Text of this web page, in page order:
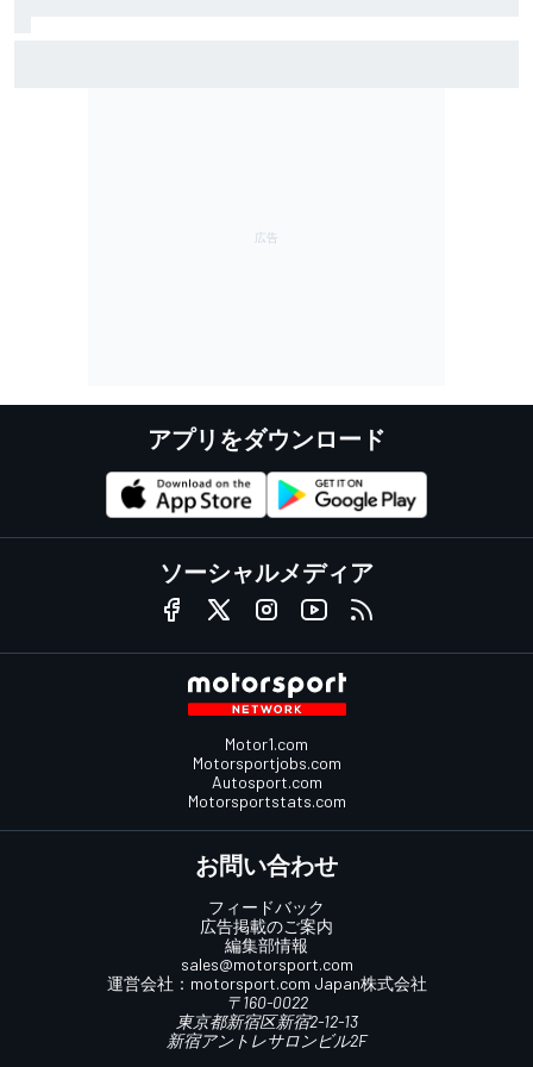
アプリをダウンロード
ソーシャルメディア
Motor1.com
Motorsportjobs.com
Autosport.com
Motorsportstats.com
お問い合わせ
フィードバック
広告掲載のご案内
編集部情報
sales@motorsport.com
運営会社： motorsport.com Japan株式会社
〒160-0022
東京都新宿区新宿2-12-13
新宿アントレサロンビル2F